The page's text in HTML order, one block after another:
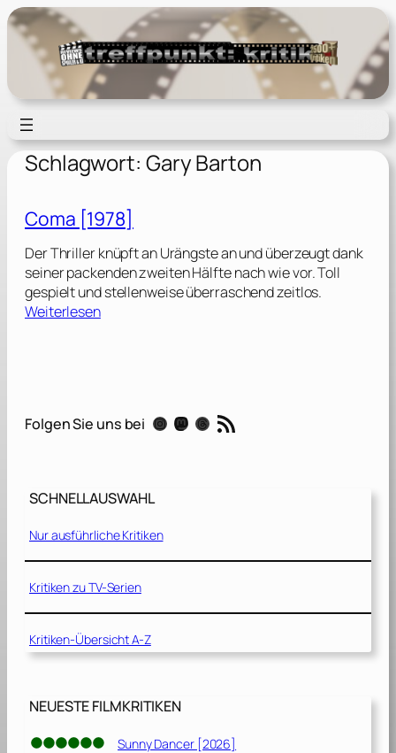
Zum
Inhalt
springen
Schlagwort: Gary Barton
Coma [1978]
Der Thriller knüpft an Urängste an und überzeugt dank
seiner packenden zweiten Hälfte nach wie vor. Toll
gespielt und stellenweise überraschend zeitlos.
Weiterlesen:
1
]
Folgen Sie uns bei Instagram Mastodon Threads RSS-Feed
SCHNELLAUSWAHL
Nur ausführliche Kritiken
Kritiken zu TV-Serien
Kritiken-Übersicht A-Z
NEUESTE FILMKRITIKEN
Sunny Dancer [2026]